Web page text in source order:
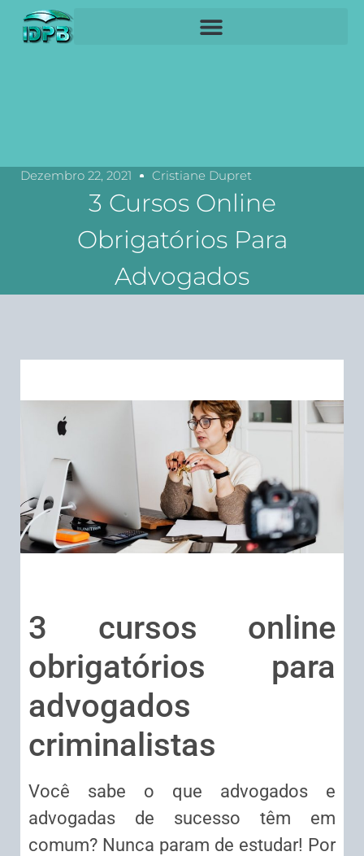
Dezembro 22, 2021 Cristiane Dupret
3 Cursos Online
Obrigatórios Para
Advogados
3 cursos online
obrigatórios para
advogados
criminalistas
Você sabe o que advogados e
advogadas de sucesso têm em
comum? Nunca param de estudar! Por